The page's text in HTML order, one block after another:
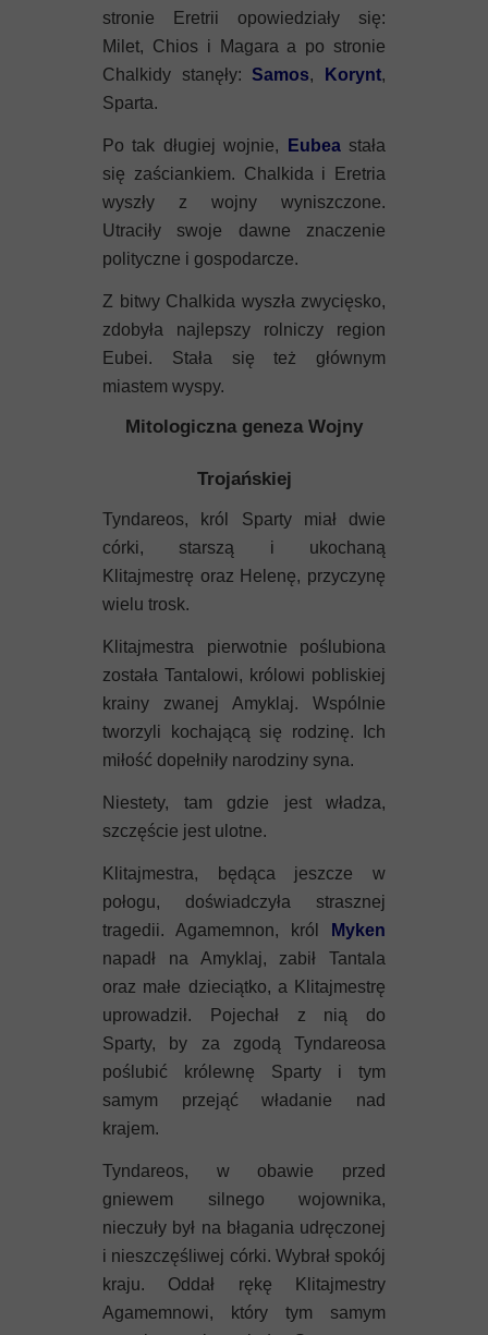
stronie Eretrii opowiedziały się:
Milet, Chios i Magara a po stronie
Chalkidy stanęły:Samos, Korynt,
Sparta.
Po tak długiej wojnie, Eubeastała
się zaściankiem. Chalkida i Eretria
wyszły z wojny wyniszczone.
Utraciły swoje dawne znaczenie
polityczne i gospodarcze.
Z bitwy Chalkida wyszła zwycięsko,
zdobyła najlepszy rolniczy region
Eubei. Stała się też głównym
miastem wyspy.
Mitologiczna geneza Wojny
Trojańskiej
Tyndareos, król Sparty miał dwie
córki, starszą i ukochaną
Klitajmestrę oraz Helenę, przyczynę
wielu trosk.
Klitajmestra pierwotnie poślubiona
została Tantalowi, królowi pobliskiej
krainy zwanej Amyklaj. Wspólnie
tworzyli kochającą się rodzinę. Ich
miłość dopełniły narodziny syna.
Niestety, tam gdzie jest władza,
szczęście jest ulotne.
Klitajmestra, będąca jeszcze w
połogu, doświadczyła strasznej
tragedii. Agamemnon, król
Myken
napadł na Amyklaj, zabił Tantala
oraz małe dzieciątko, a Klitajmestrę
uprowadził. Pojechał z nią do
Sparty, by za zgodą Tyndareosa
poślubić królewnę Sparty i tym
samym przejąć władanie nad
krajem.
Tyndareos, w obawie przed
gniewem silnego wojownika,
nieczuły był na błagania udręczonej
i nieszczęśliwej córki. Wybrał spokój
kraju. Oddał rękę Klitajmestry
Agamemnowi, który tym samym